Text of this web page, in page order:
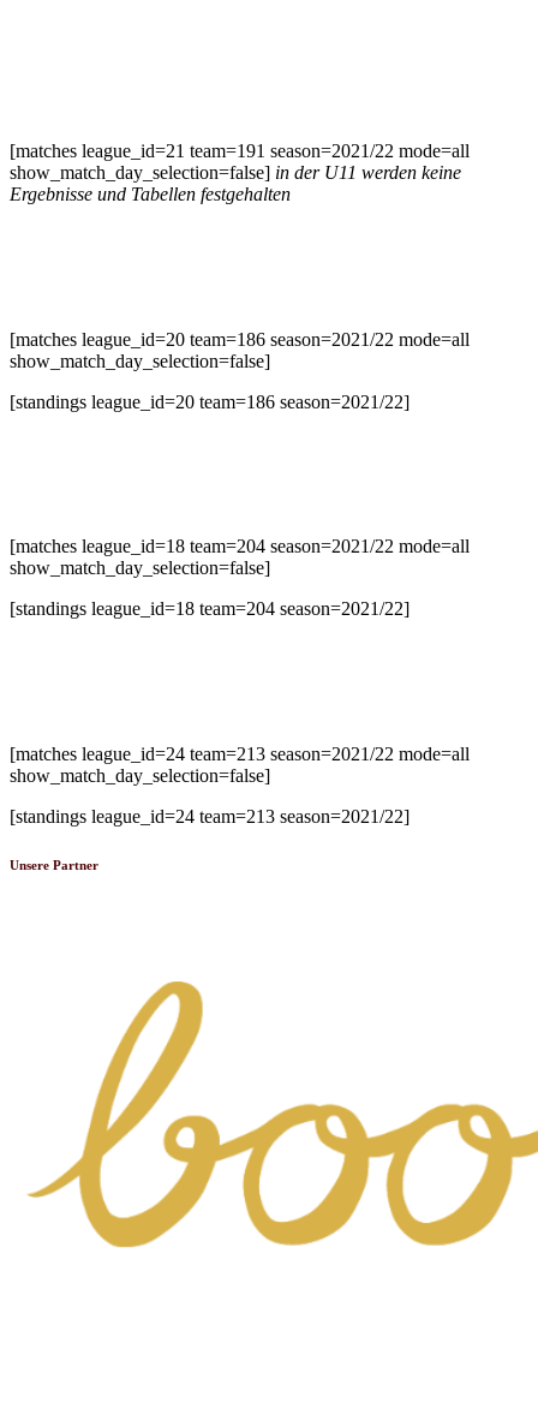
[matches league_id=21 team=191 season=2021/22 mode=all
show_match_day_selection=false] in der U11 werden keine
Ergebnisse und Tabellen festgehalten
[matches league_id=20 team=186 season=2021/22 mode=all
show_match_day_selection=false]
[standings league_id=20 team=186 season=2021/22]
[matches league_id=18 team=204 season=2021/22 mode=all
show_match_day_selection=false]
[standings league_id=18 team=204 season=2021/22]
[matches league_id=24 team=213 season=2021/22 mode=all
show_match_day_selection=false]
[standings league_id=24 team=213 season=2021/22]
Unsere Partner